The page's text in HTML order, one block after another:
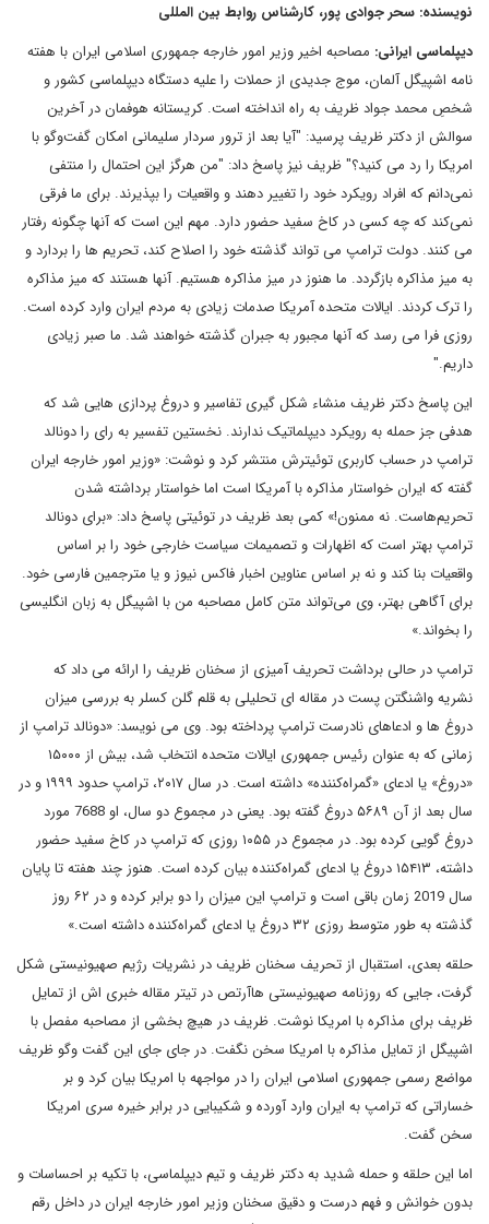
نویسنده: سحر جوادی پور، کارشناس روابط بین المللی
دیپلماسی ایرانی: مصاحبه اخیر وزیر امور خارجه جمهوری اسلامی ایران با هفته
نامه اشپیگل آلمان، موج جدیدی از حملات را علیه دستگاه دیپلماسی کشور و
شخصِ محمد جواد ظریف به راه انداخته است. کریستانه هوفمان در آخرین
سوالش از دکتر ظریف پرسید: "آیا بعد از ترور سردار سلیمانی امکان گفت‌وگو با
امریکا را رد می کنید؟" ظریف نیز پاسخ داد: "من هرگز این احتمال را منتفی
نمی‌دانم که افراد رویکرد خود را تغییر دهند و واقعیات را بپذیرند. برای ما فرقی
نمی‌کند که چه کسی در کاخ سفید حضور دارد. مهم این است که آنها چگونه رفتار
می کنند. دولت ترامپ می تواند گذشته خود را اصلاح کند، تحریم ها را بردارد و
به میز مذاکره بازگردد. ما هنوز در میز مذاکره هستیم. آنها هستند که میز مذاکره
را ترک کردند. ایالات متحده آمریکا صدمات زیادی به مردم ایران وارد کرده است.
روزی فرا می رسد که آنها مجبور به جبران گذشته خواهند شد. ما صبر زیادی
داریم."
این پاسخ دکتر ظریف منشاء شکل گیری تفاسیر و دروغ پردازی هایی شد که
هدفی جز حمله به رویکرد دیپلماتیک ندارند. نخستین تفسیر به رای را دونالد
ترامپ در حساب کاربری توئیترش منتشر کرد و نوشت: «وزیر امور خارجه ایران
گفته که ایران خواستار مذاکره با آمریکا است اما خواستار برداشته شدن
تحریم‌هاست. نه ممنون!» کمی بعد ظریف در توئیتی پاسخ داد: «برای دونالد
ترامپ بهتر است که اظهارات و تصمیمات سیاست خارجی خود را بر اساس
واقعیات بنا کند و نه بر اساس عناوین اخبار فاکس نیوز و یا مترجمین فارسی خود.
برای آگاهی بهتر، وی می‌تواند متن کامل مصاحبه من با اشپیگل به زبان انگلیسی
را بخواند.»
ترامپ در حالی برداشت تحریف آمیزی از سخنان ظریف را ارائه می داد که
نشریه واشنگتن پست در مقاله ای تحلیلی به قلم گلن کسلر به بررسی میزان
دروغ ها و ادعاهای نادرست ترامپ پرداخته بود. وی می نویسد: «دونالد ترامپ از
زمانی که به عنوان رئیس جمهوری ایالات متحده انتخاب شد، بیش از ۱۵۰۰۰
«دروغ» یا ادعای «گمراه‌کننده» داشته است. در سال ۲۰۱۷، ترامپ حدود ۱۹۹۹ و در
سال بعد از آن ۵۶۸۹ دروغ گفته بود. یعنی در مجموع دو سال، او 7688 مورد
دروغ گویی کرده بود. در مجموع در ۱۰۵۵ روزی که ترامپ در کاخ سفید حضور
داشته، ۱۵۴۱۳ دروغ یا ادعای گمراه‌کننده بیان کرده است. هنوز چند هفته تا پایان
سال 2019 زمان باقی است و ترامپ این میزان را دو برابر کرده و در ۶۲ روز
گذشته به طور متوسط روزی ۳۲ دروغ یا ادعای گمراه‌کننده داشته است.»
حلقه بعدی، استقبال از تحریف سخنان ظریف در نشریات رژیم صهیونیستی شکل
گرفت، جایی که روزنامه صهیونیستی هاآرتص در تیتر مقاله خبری اش از تمایل
ظریف برای مذاکره با امریکا نوشت. ظریف در هیچ بخشی از مصاحبه مفصل با
اشپیگل از تمایل مذاکره با امریکا سخن نگفت. در جای جای این گفت وگو ظریف
مواضع رسمی جمهوری اسلامی ایران را در مواجهه با امریکا بیان کرد و بر
خساراتی که ترامپ به ایران وارد آورده و شکیبایی در برابر خیره سری امریکا
سخن گفت.
اما این حلقه و حمله شدید به دکتر ظریف و تیم دیپلماسی، با تکیه بر احساسات و
بدون خوانش و فهم درست و دقیق سخنان وزیر امور خارجه ایران در داخل رقم